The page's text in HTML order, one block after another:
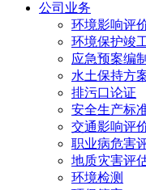
公司业务
环境影响评
环境保护竣
应急预案编制
水土保持方
排污口论证
安全生产标
交通影响评
职业病危害
地质灾害评
环境检测